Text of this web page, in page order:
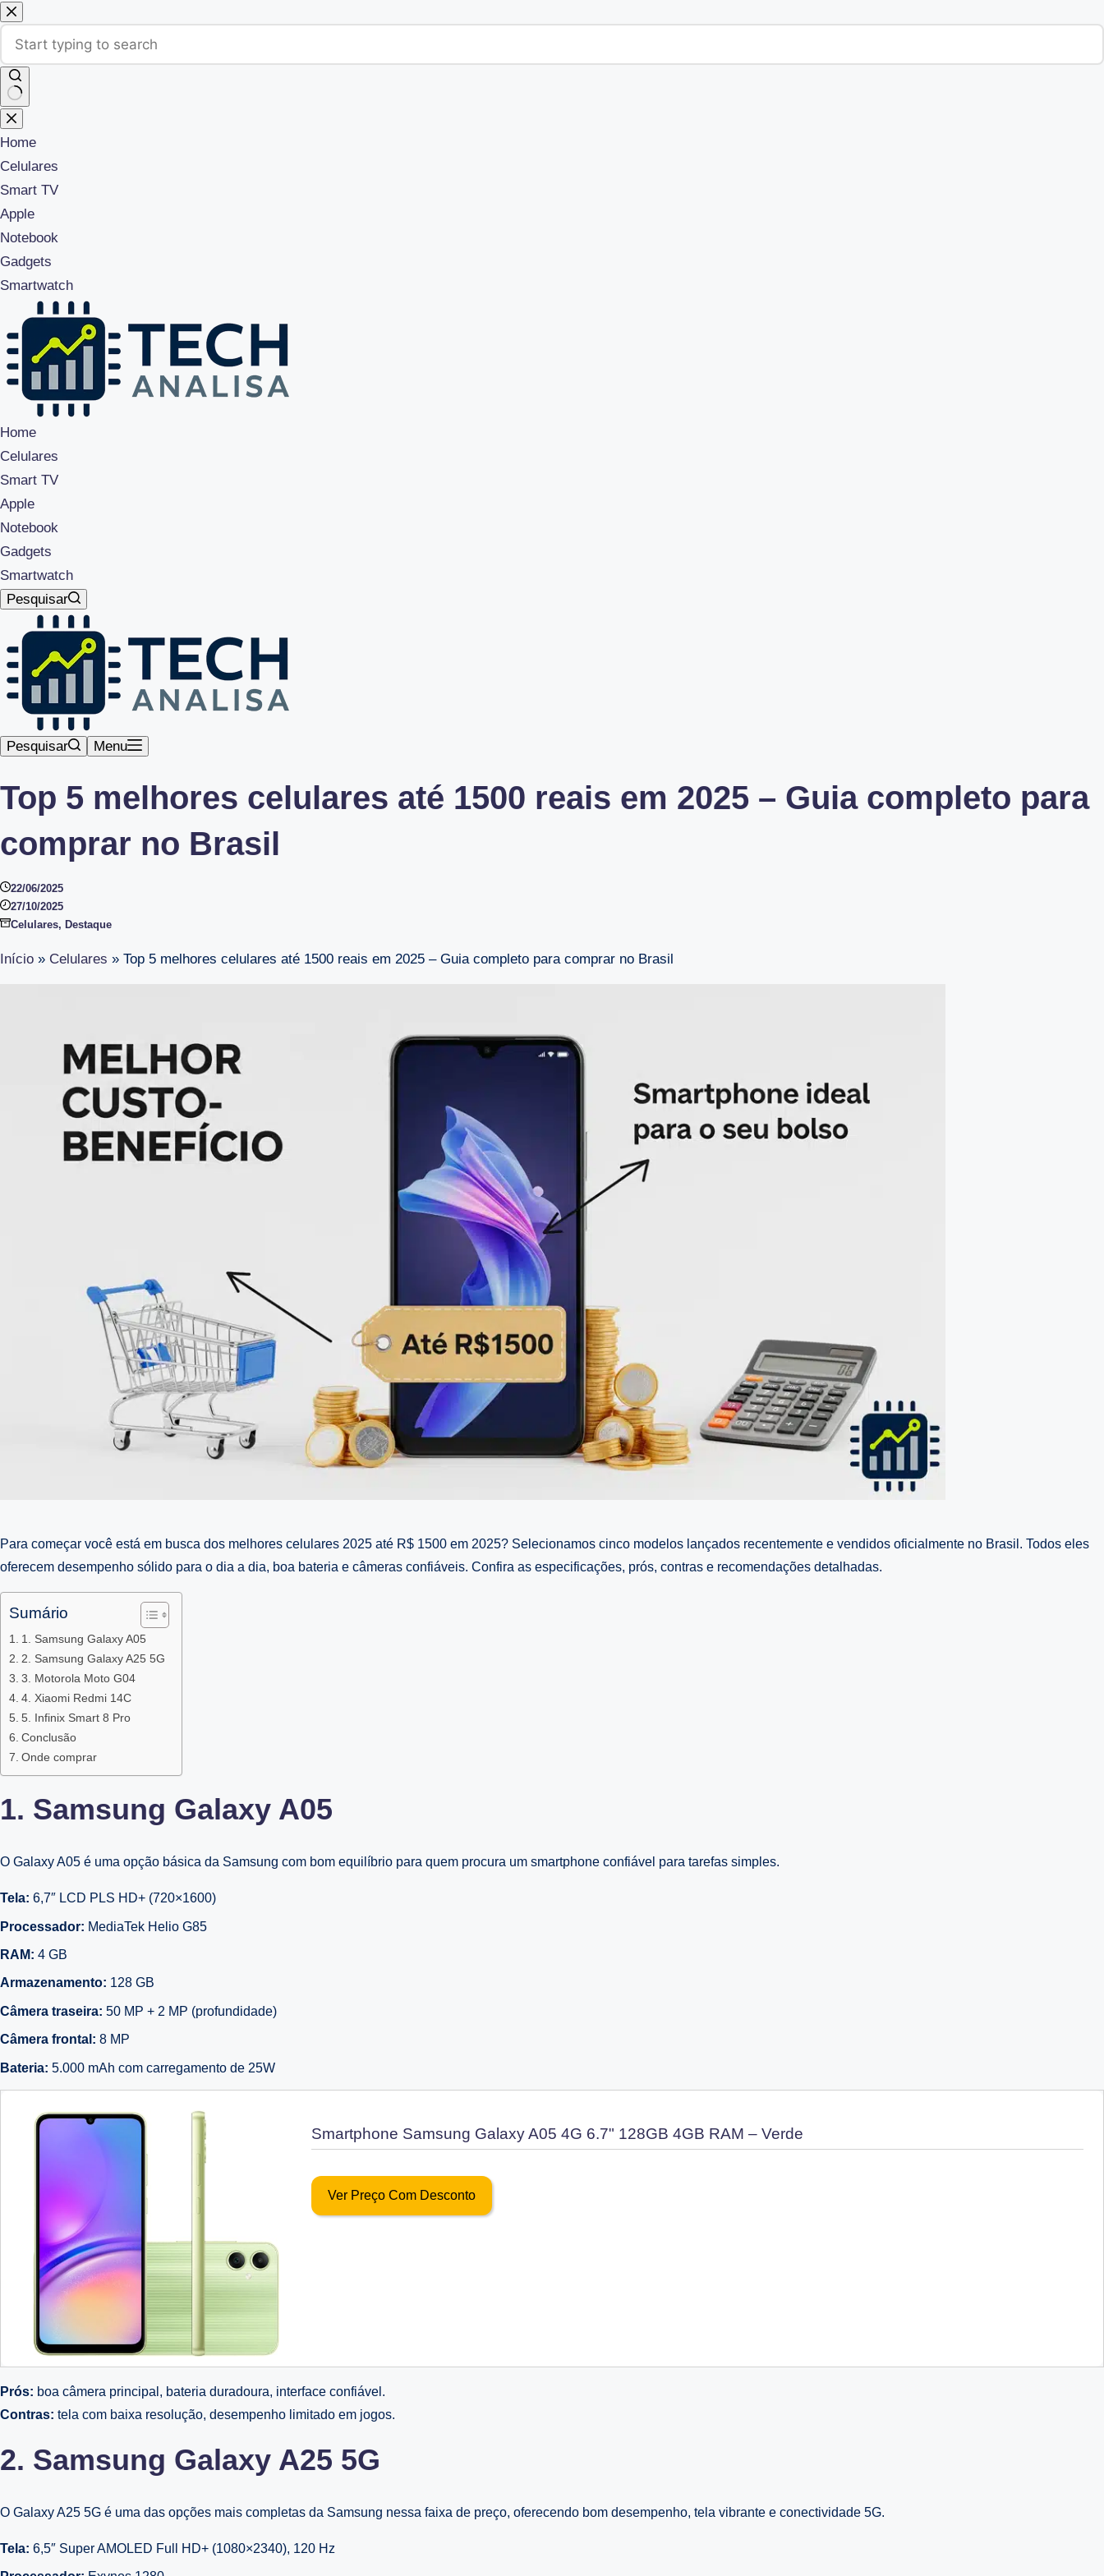
Pular
para
conteúdo
Sem
resultados
Home
Celulares
Smart TV
Apple
Notebook
Gadgets
Smartwatch
Home
Celulares
Smart TV
Apple
Notebook
Gadgets
Smartwatch
Pesquisar
Pesquisar Menu
Top 5 melhores celulares até 1500 reais em 2025 – Guia completo para
comprar no Brasil
22/06/2025
27/10/2025
Celulares, Destaque
Início » Celulares » Top 5 melhores celulares até 1500 reais em 2025 – Guia completo para comprar no Brasil
Para começar você está em busca dos melhores celulares 2025 até R$ 1500 em 2025? Selecionamos cinco modelos lançados recentemente e vendidos oficialmente no Brasil. Todos eles
oferecem desempenho sólido para o dia a dia, boa bateria e câmeras confiáveis. Confira as especificações, prós, contras e recomendações detalhadas.
Sumário
1. Samsung Galaxy A05
2. Samsung Galaxy A25 5G
3. Motorola Moto G04
4. Xiaomi Redmi 14C
5. Infinix Smart 8 Pro
Conclusão
Onde comprar
1. Samsung Galaxy A05
O Galaxy A05 é uma opção básica da Samsung com bom equilíbrio para quem procura um smartphone confiável para tarefas simples.
Tela: 6,7″ LCD PLS HD+ (720×1600)
Processador: MediaTek Helio G85
RAM: 4 GB
Armazenamento: 128 GB
Câmera traseira: 50 MP + 2 MP (profundidade)
Câmera frontal: 8 MP
Bateria: 5.000 mAh com carregamento de 25W
Smartphone Samsung Galaxy A05 4G 6.7" 128GB 4GB RAM – Verde
Ver Preço Com Desconto
Prós: boa câmera principal, bateria duradoura, interface confiável.
Contras: tela com baixa resolução, desempenho limitado em jogos.
2. Samsung Galaxy A25 5G
O Galaxy A25 5G é uma das opções mais completas da Samsung nessa faixa de preço, oferecendo bom desempenho, tela vibrante e conectividade 5G.
Tela: 6,5″ Super AMOLED Full HD+ (1080×2340), 120 Hz